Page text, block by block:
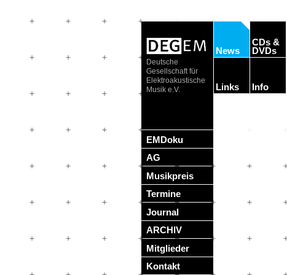
Deutsche
Gesellschaft für
Elektroakustische
Musik e.V.
EMDoku
AG
Musikpreis
Termine
Journal
ARCHIV
Mitglieder
Kontakt
News
CDs &
DVDs
Links Info